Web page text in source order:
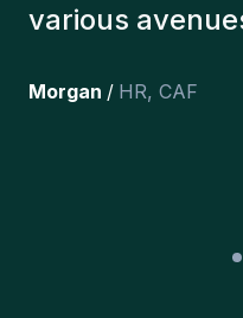
here, and
the team. ”